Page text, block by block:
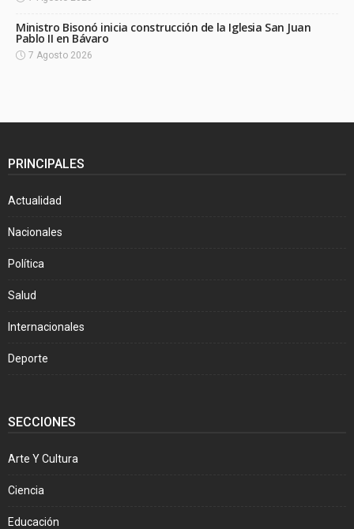
Ministro Bisonó inicia construcción de la Iglesia San Juan
Pablo II en Bávaro
7 Agosto 2026
PRINCIPALES
Actualidad
Nacionales
Política
Salud
Internacionales
Deporte
SECCIONES
Arte Y Cultura
Ciencia
Educación